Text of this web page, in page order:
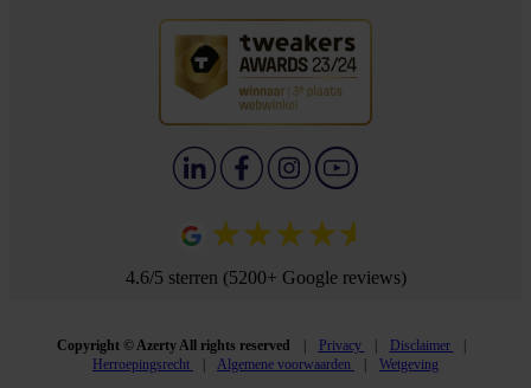
4.6/5 sterren (5200+ Google reviews)
Copyright © Azerty All rights reserved Privacy
Disclaimer
Herroepingsrecht
Algemene voorwaarden Wetgeving